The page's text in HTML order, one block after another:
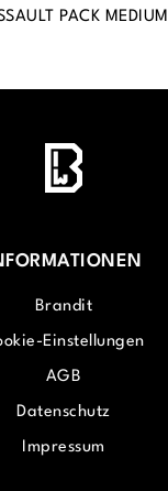
PACK MEDIUM
Brandit
Einstellungen
AGB
Datenschutz
Impressum